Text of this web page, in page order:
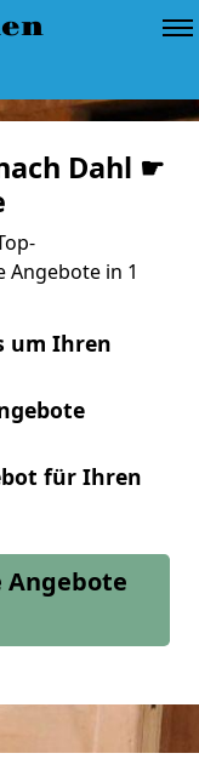
Dahl ☛
Angebote in 1
um Ihren
für Ihren
Angebote